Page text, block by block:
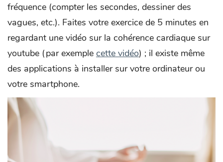
fréquence (compter les secondes, dessiner des
vagues, etc.). Faites votre exercice de 5 minutes en
regardant une vidéo sur la cohérence cardiaque sur
youtube (par exemple cette vidéo) ; il existe même
des applications à installer sur votre ordinateur ou
votre smartphone.